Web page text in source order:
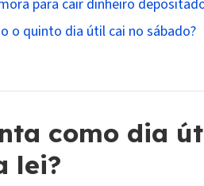
para cair dinheiro
o quinto dia útil cai no sábado?
como dia
lei?